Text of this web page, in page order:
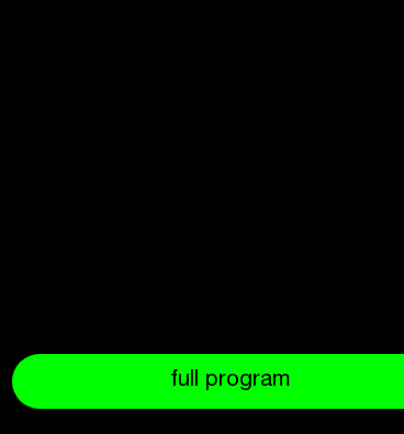
full program